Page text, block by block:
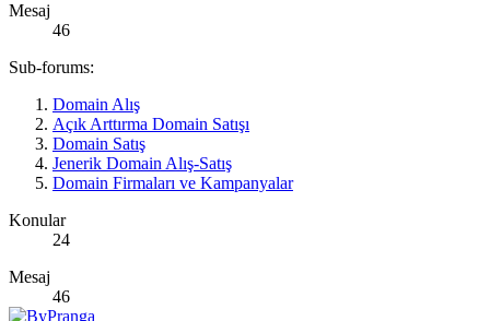
Mesaj
46
Sub-forums:
Domain Alış
Açık Arttırma Domain Satışı
Domain Satış
Jenerik Domain Alış-Satış
Domain Firmaları ve Kampanyalar
Konular
24
Mesaj
46